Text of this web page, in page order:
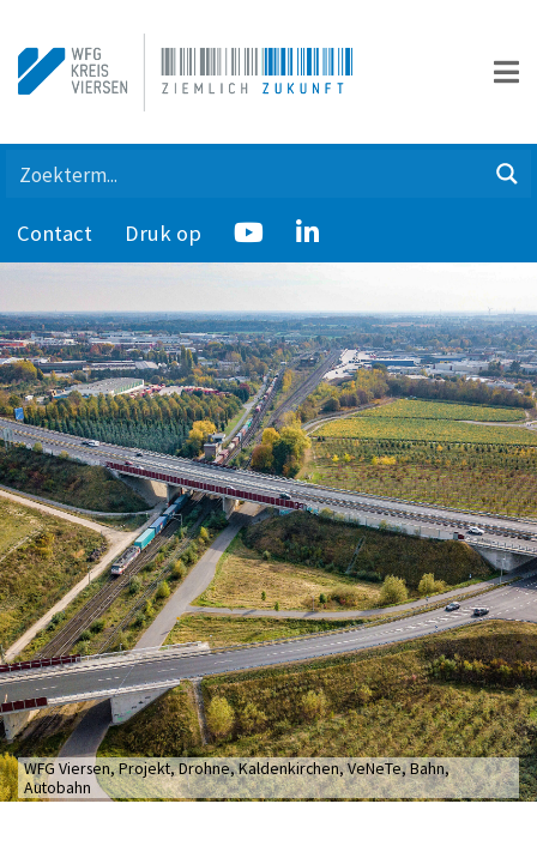
Contact Druk op
WFG Viersen, Projekt, Drohne, Kaldenkirchen, VeNeTe, Bahn,
Autobahn